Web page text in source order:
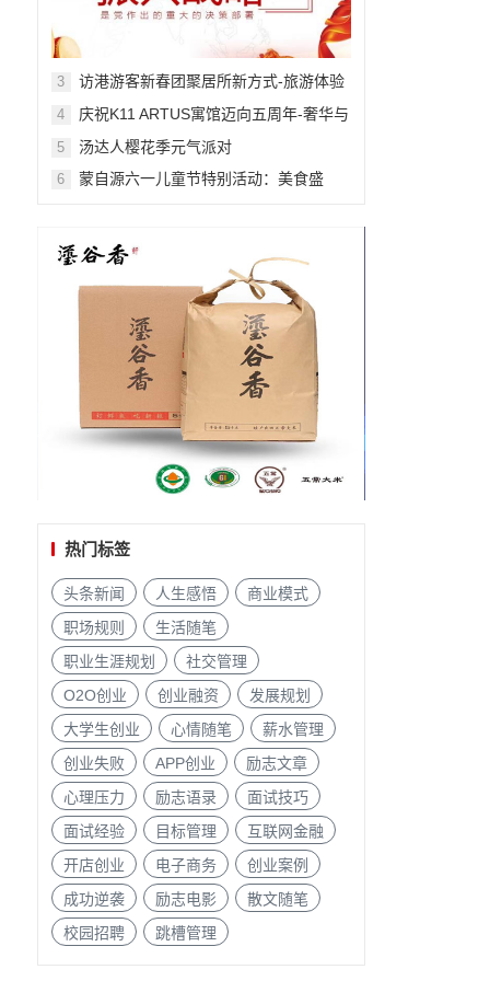
3
访港游客新春团聚居所新方式-旅游体验
4
庆祝K11 ARTUS寓馆迈向五周年-奢华与
5 汤达人樱花季元气派对
6
蒙自源六一儿童节特别活动：美食盛
热门标签
头条新闻 人生感悟
商业模式
职场规则
生活随笔
职业生涯规划
社交管理
O2O创业
创业融资
发展规划
大学生创业
心情随笔
薪水管理
创业失败
APP创业
励志文章
心理压力
励志语录
面试技巧
面试经验
目标管理
互联网金融
开店创业
电子商务
创业案例
成功逆袭
励志电影
散文随笔
校园招聘
跳槽管理